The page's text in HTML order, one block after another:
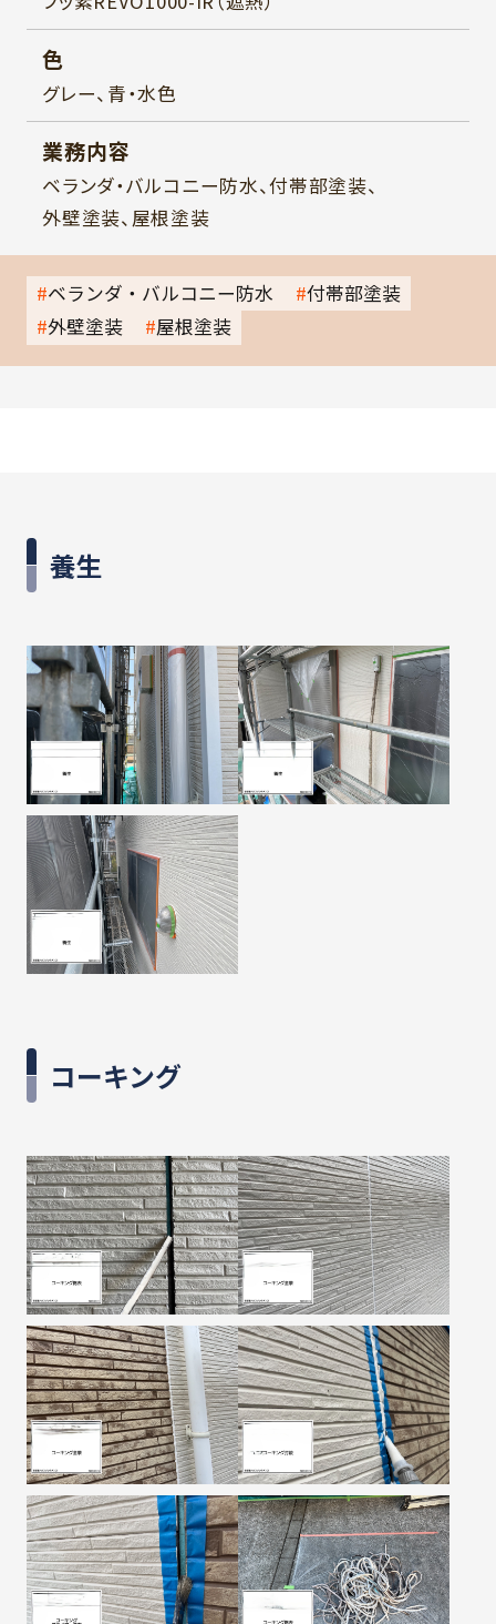
色
グレー、青・水色
業務内容
ベランダ・バルコニー防水、付帯部塗装、
外壁塗装、屋根塗装
ベランダ・バルコニー防水
付帯部塗装
外壁塗装
屋根塗装
養生
コーキング